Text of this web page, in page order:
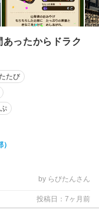
ったからドラク
たび
by らびたんさん
投稿日：7ヶ月前